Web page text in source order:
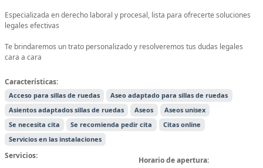
Especializada en derecho laboral y procesal, lista para ofrecerte soluciones
legales efectivas
Te brindaremos un trato personalizado y resolveremos tus dudas legales
cara a cara
Características:
Acceso para sillas de ruedas
Aseo adaptado para sillas de ruedas
Asientos adaptados sillas de ruedas
Aseos
Aseos unisex
Se necesita cita
Se recomienda pedir cita
Citas online
Servicios en las instalaciones
Servicios:
Horario de apertura: